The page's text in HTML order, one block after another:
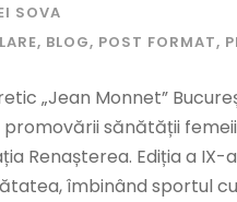
SOVA
, BLOG, POST FORMAT,
„Jean Monnet”
sănătății femeii
Renașterea. Ediția a
îmbinând sportul